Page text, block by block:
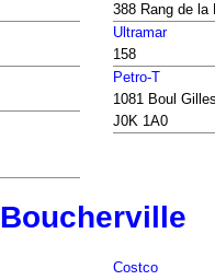
388 Rang de la
Ultramar
158
Petro-T
1081 Boul
J0K 1A0
Boucherville
Costco